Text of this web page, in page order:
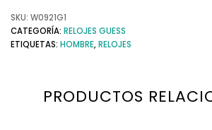
SKU: W0921G1
CATEGORÍA: RELOJES GUESS
ETIQUETAS: HOMBRE,RELOJES
PRODUCTOS